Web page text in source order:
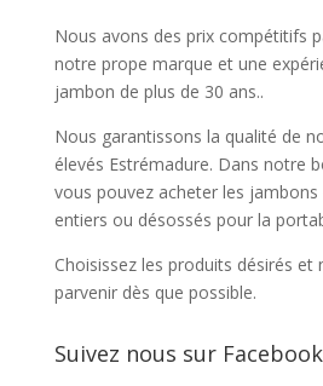
Nous avons des prix compétitifs
notre prope marque et une
jambon de plus de 30 ans..
Nous garantissons la qualité de
élevés Estrémadure. Dans notre
vous pouvez acheter les jambons
entiers ou désossés pour la
Choisissez les produits désirés et
parvenir dès que possible.
Suivez nous sur Facebook